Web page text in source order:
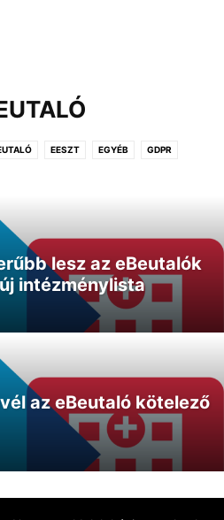
EESZT EGYÉB GDPR
lesz az eBeutalók
intézménylista
az eBeutaló kötelező